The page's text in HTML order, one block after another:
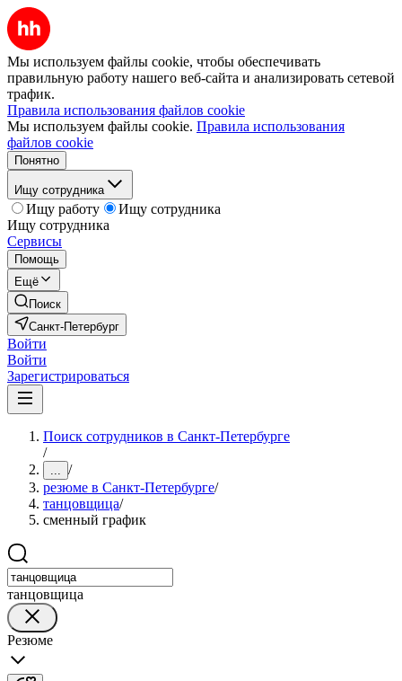
Мы используем файлы cookie, чтобы обеспечивать
правильную работу нашего веб-сайта и анализировать сетевой
трафик.
Правила использования файлов cookie
Мы используем файлы cookie. Правила использования
файлов cookie
Понятно
Ищу сотрудника
Ищу работу
Ищу сотрудника
Ищу сотрудника
Сервисы
Помощь
Ещё
Поиск
Санкт-Петербург
Войти
Войти
Зарегистрироваться
Поиск сотрудников в Санкт-Петербурге
/
... /
резюме в Санкт-Петербурге/
танцовщица/
сменный график
танцовщица
Резюме